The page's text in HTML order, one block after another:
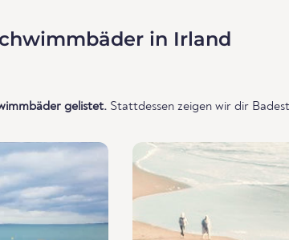
in Irland
gelistet. Stattdessen zeigen wir dir